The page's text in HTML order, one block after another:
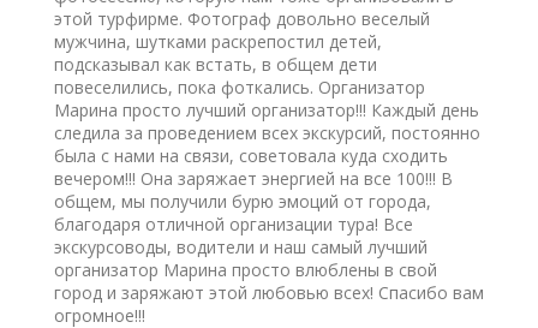
этой турфирме. Фотограф довольно веселый
мужчина, шутками раскрепостил детей,
подсказывал как встать, в общем дети
повеселились, пока фоткались. Организатор
Марина просто лучший организатор!!! Каждый день
следила за проведением всех экскурсий, постоянно
была с нами на связи, советовала куда сходить
вечером!!! Она заряжает энергией на все 100!!! В
общем, мы получили бурю эмоций от города,
благодаря отличной организации тура! Все
экскурсоводы, водители и наш самый лучший
организатор Марина просто влюблены в свой
город и заряжают этой любовью всех! Спасибо вам
огромное!!!